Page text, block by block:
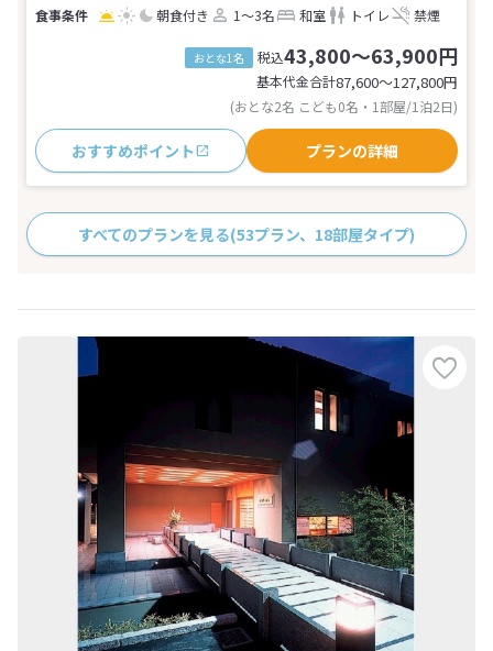
朝食付き 1～3名 和室 トイレ 禁煙
おとな1名 税込43,800～63,900円
基本代金合計87,600〜127,800円
(おとな2名 こども0名・1部屋/1泊2日)
おすすめポイント プランの詳細
すべてのプランを見る(53プラン、18部屋タイプ)